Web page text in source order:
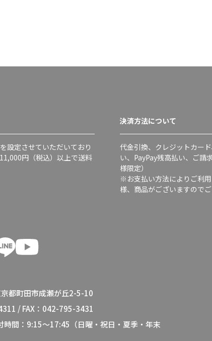
設定させていただいており
円（税込）以上で送料
決済方法について
代金引換、クレジットカー
い、PayPay残高払い、ご請
様限定）
※お支払い方法によりご利
様、商品がございますのでご
都町田市成瀬が丘2-5-10
/ FAX：042-795-3431
時間：9:15～17:45（日曜・祝日・夏季・年末